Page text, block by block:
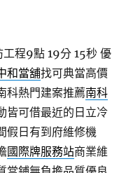
程9點 19分 15秒優
和當舖找可典當高價
科熱門建案推薦南科
皆可借最近的日立冷
假日有到府維修機
國際牌服務站商業維